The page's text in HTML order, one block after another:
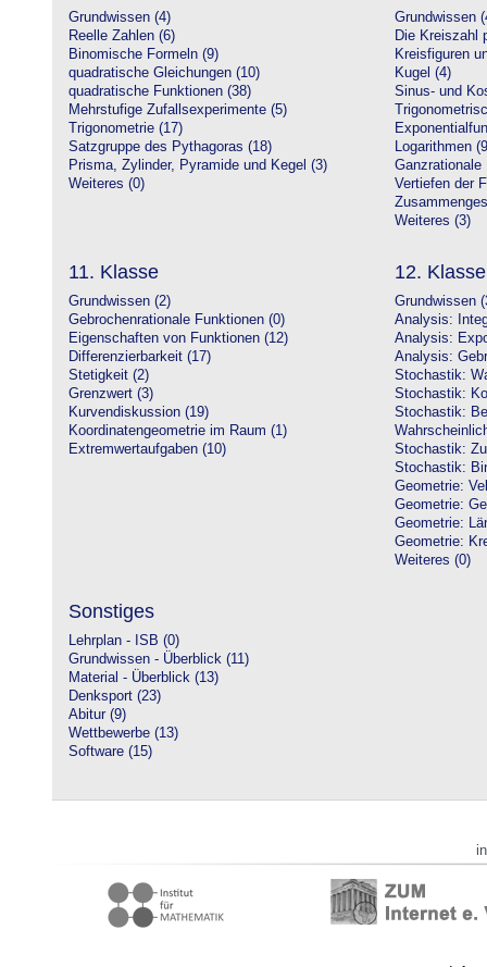
Grundwissen (4)
Reelle Zahlen (6)
Binomische Formeln (9)
quadratische Gleichungen (10)
quadratische Funktionen (38)
Mehrstufige Zufallsexperimente (5)
Trigonometrie (17)
Satzgruppe des Pythagoras (18)
Prisma, Zylinder, Pyramide und Kegel (3)
Weiteres (0)
Grundwissen
Die Kreiszahl
Kreisfiguren
Kugel (4)
Sinus- und
Logarithmen
Ganzrationale
Vertiefen der
Weiteres (3)
11. Klasse
Grundwissen (2)
Gebrochenrationale Funktionen (0)
Eigenschaften von Funktionen (12)
Differenzierbarkeit (17)
Stetigkeit (2)
Grenzwert (3)
Kurvendiskussion (19)
Koordinatengeometrie im Raum (1)
Extremwertaufgaben (10)
12. Klasse
Grundwissen
Analysis:
Analysis:
Analysis:
Stochastik:
Stochastik:
Stochastik:
Stochastik:
Stochastik:
Geometrie:
Geometrie:
Geometrie:
Geometrie:
Weiteres (0)
Sonstiges
Lehrplan - ISB (0)
Grundwissen - Überblick (11)
Material - Überblick (13)
Denksport (23)
Abitur (9)
Wettbewerbe (13)
Software (15)